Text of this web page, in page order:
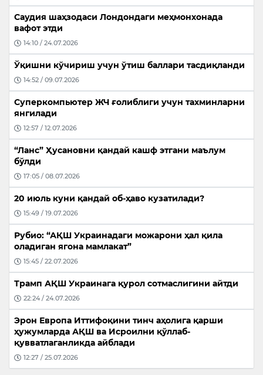
Саудия шаҳзодаси Лондондаги меҳмонхонада
вафот этди
14:10 / 24.07.2026
Ўқишни кўчириш учун ўтиш баллари тасдиқланди
14:52 / 09.07.2026
Суперкомпьютер ЖЧ ғолиблиги учун тахминларни
янгилади
12:57 / 12.07.2026
“Ланс” Ҳусановни қандай кашф этгани маълум
бўлди
17:05 / 08.07.2026
20 июль куни қандай об-ҳаво кузатилади?
15:49 / 19.07.2026
Рубио: “АҚШ Украинадаги можарони ҳал қила
оладиган ягона мамлакат”
15:45 / 22.07.2026
Трамп АҚШ Украинага қурол сотмаслигини айтди
22:24 / 24.07.2026
Эрон Европа Иттифоқини тинч аҳолига қарши
ҳужумларда АҚШ ва Исроилни қўллаб-
қувватлаганликда айблади
12:27 / 25.07.2026